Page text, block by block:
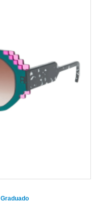
Graduado